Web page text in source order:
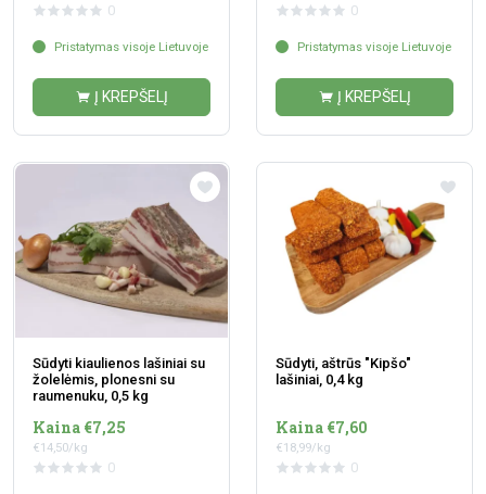
0
Pristatymas visoje Lietuvoje
Į KREPŠELĮ
0
Pristatymas visoje Lietuvoje
Į KREPŠELĮ
Sūdyti kiaulienos lašiniai su
žolelėmis, plonesni su
raumenuku, 0,5 kg
Kaina €7,25
€14,50/kg
0
Sūdyti, aštrūs "Kipšo"
lašiniai, 0,4 kg
Kaina €7,60
€18,99/kg
0